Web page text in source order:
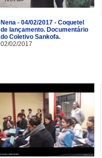
Nena - 04/02/2017 - Coquetel
de lançamento. Documentário
do Coletivo Sankofa.
02/02/2017